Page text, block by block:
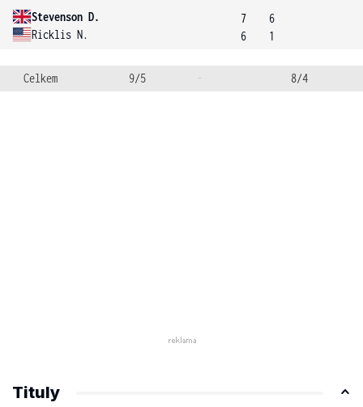
Stevenson D.
Ricklis N.
7
6
6
1
Celkem 9/5 - 8/4
Tituly